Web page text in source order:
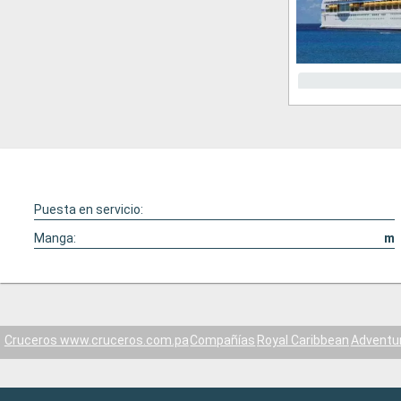
Puesta en servicio:
Manga:
m
Cruceros www.cruceros.com.paCompañías Royal Caribbean